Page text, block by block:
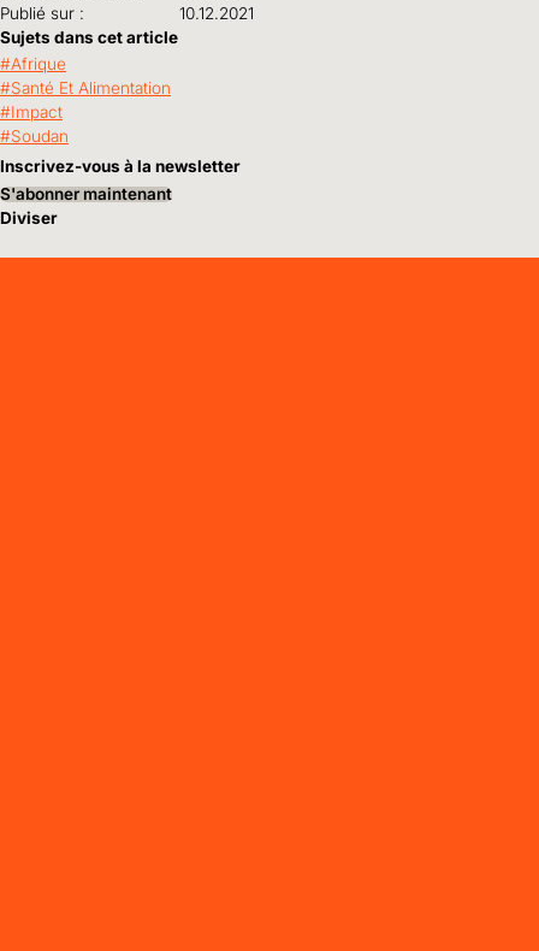
Publié sur :
10.12.2021
Sujets dans cet article
Afrique
Santé Et Alimentation
Impact
Soudan
Inscrivez-vous à la newsletter
S'abonner maintenant
Diviser